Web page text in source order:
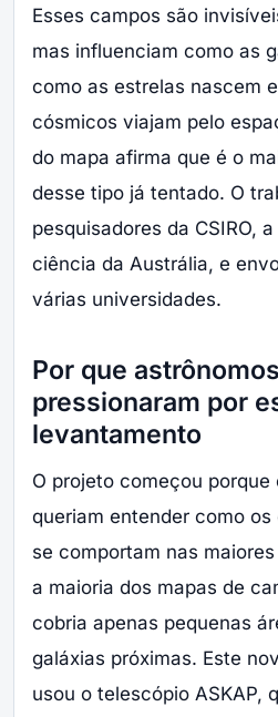
Esses campos são
mas influenciam como as
como as estrelas nascem
cósmicos viajam pelo
do mapa afirma que é o
desse tipo já tentado. O
pesquisadores da CSIRO,
ciência da Austrália, e
várias universidades.
Por que
pressionaram por
levantamento
O projeto começou porque
queriam entender como
se comportam nas
a maioria dos mapas de
cobria apenas pequenas
galáxias próximas. Este
usou o telescópio ASKAP,